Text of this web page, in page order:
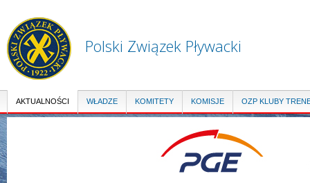
Polski Związek Pływacki
AKTUALNOŚCI WŁADZE KOMITETY KOMISJE OZP KLUBY